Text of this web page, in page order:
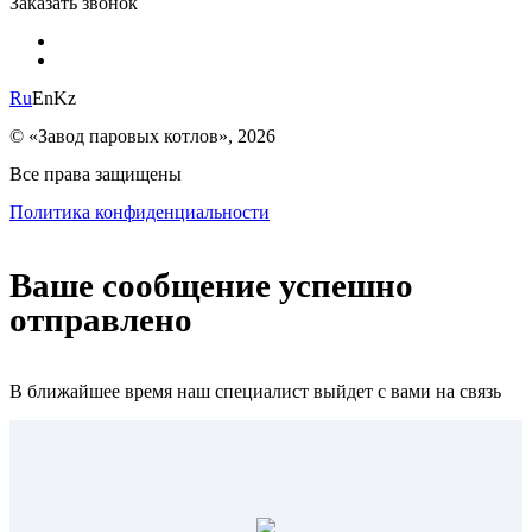
RuEnKz
© «Завод паровых котлов», 2026
Все права защищены
Политика конфиденциальности
Ваше сообщение успешно
отправлено
В ближайшее время наш специалист выйдет с вами на связь